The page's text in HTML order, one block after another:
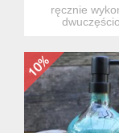
ręcznie